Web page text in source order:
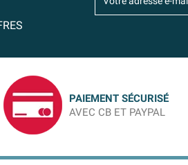
PAIEMENT SÉCURISÉ
AVEC CB ET PAYPAL